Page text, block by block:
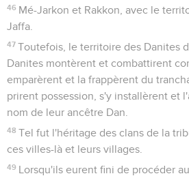
46 Mé-Jarkon et Rakkon, avec le
Jaffa.
47 Toutefois, le territoire des Danites
Danites montèrent et combattirent
emparèrent et la frappèrent du
prirent possession, s'y installèrent et
nom de leur ancêtre Dan.
48 Tel fut l'héritage des clans de la
ces villes-là et leurs villages.
49 Lorsqu'ils eurent fini de procéder